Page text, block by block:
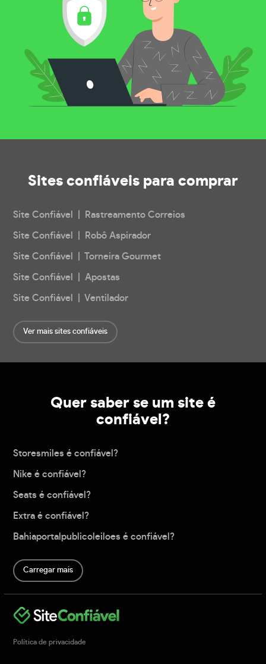
Sites confiáveis para comprar
Site Confiável | Rastreamento Correios
Site Confiável | Robô Aspirador
Site Confiável | Torneira Gourmet
Site Confiável | Apostas
Site Confiável | Ventilador
Ver mais sites confiáveis
Quer saber se um site é
confiável?
Storesmiles é confiável?
Nike é confiável?
Seats é confiável?
Extra é confiável?
Bahiaportalpublicoleiloes é confiável?
Carregar mais
Política de privacidade